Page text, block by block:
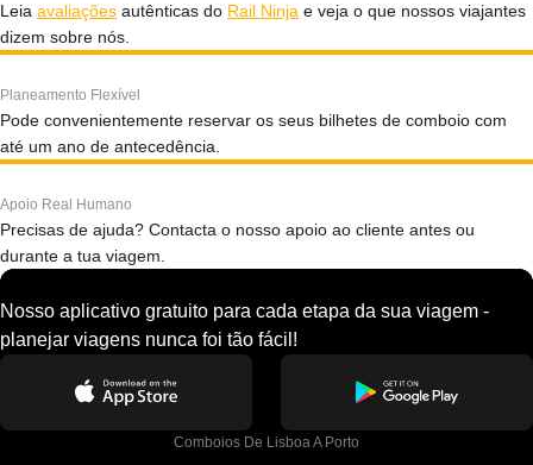
Leia avaliações autênticas do Rail Ninja e veja o que nossos viajantes
dizem sobre nós.
Planeamento Flexível
Pode convenientemente reservar os seus bilhetes de comboio com
até um ano de antecedência.
Apoio Real Humano
Precisas de ajuda? Contacta o nosso apoio ao cliente antes ou
durante a tua viagem.
Nosso aplicativo gratuito para cada etapa da sua viagem -
planejar viagens nunca foi tão fácil!
Comboios De Lisboa A Porto